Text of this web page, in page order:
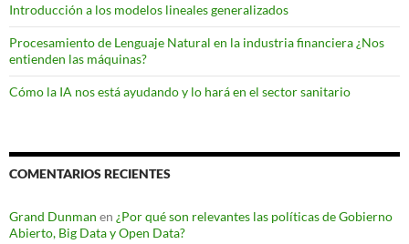
Introducción a los modelos lineales generalizados
Procesamiento de Lenguaje Natural en la industria financiera ¿Nos
entienden las máquinas?
Cómo la IA nos está ayudando y lo hará en el sector sanitario
COMENTARIOS RECIENTES
Grand Dunman en ¿Por qué son relevantes las políticas de Gobierno
Abierto, Big Data y Open Data?